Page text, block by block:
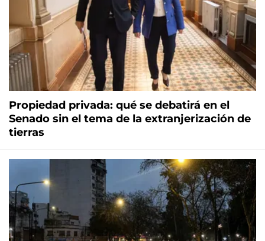
Propiedad privada: qué se debatirá en el
Senado sin el tema de la extranjerización de
tierras